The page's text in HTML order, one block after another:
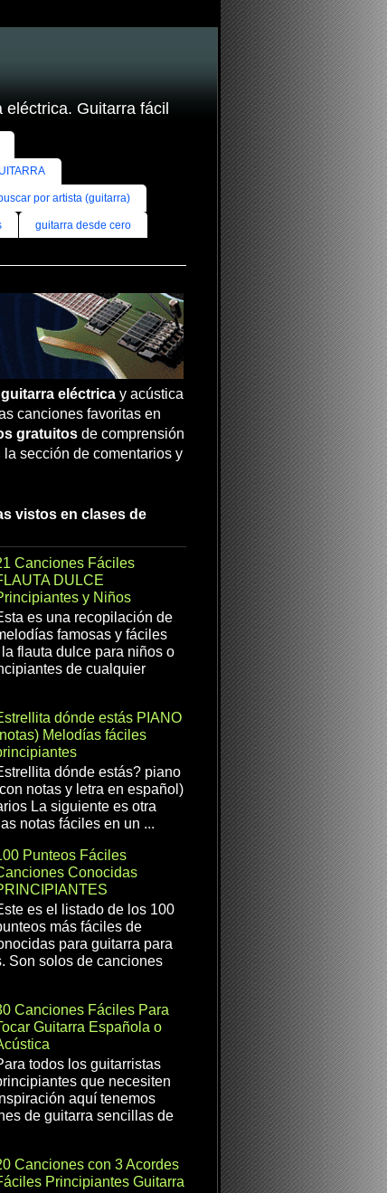
Guitarra fácil
por artista (guitarra)
guitarra desde cero
eléctricay acústica
canciones favoritas en
gratuitosde comprensión
sección de comentarios y
vistos en clases de
Canciones Fáciles
DULCE
y Niños
es una recopilación de
famosas y fáciles
flauta dulce para niños o
de cualquier
dónde estás PIANO
Melodías fáciles
dónde estás? piano
notas y letra en español)
La siguiente es otra
notas fáciles en un ...
Punteos Fáciles
Conocidas
es el listado de los 100
más fáciles de
para guitarra para
Son solos de canciones
Canciones Fáciles Para
Guitarra Española o
todos los guitarristas
que necesiten
aquí tenemos
de guitarra sencillas de
Canciones con 3 Acordes
Principiantes Guitarra